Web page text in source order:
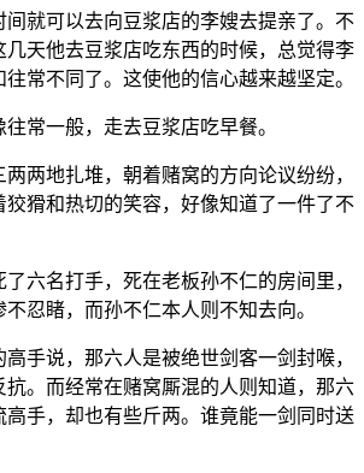
就可以去向豆浆店的李嫂去提亲了。不
几天他去豆浆店吃东西的时候，总觉得李
常不同了。这使他的信心越来越坚定。
一般，走去豆浆店吃早餐。
地扎堆，朝着赌窝的方向论议纷纷，
狡猾和热切的笑容，好像知道了一件了不
名打手，死在老板孙不仁的房间里，
忍睹，而孙不仁本人则不知去向。
说，那六人是被绝世剑客一剑封喉，
抗。而经常在赌窝厮混的人则知道，那六
高手，却也有些斤两。谁竟能一剑同时送